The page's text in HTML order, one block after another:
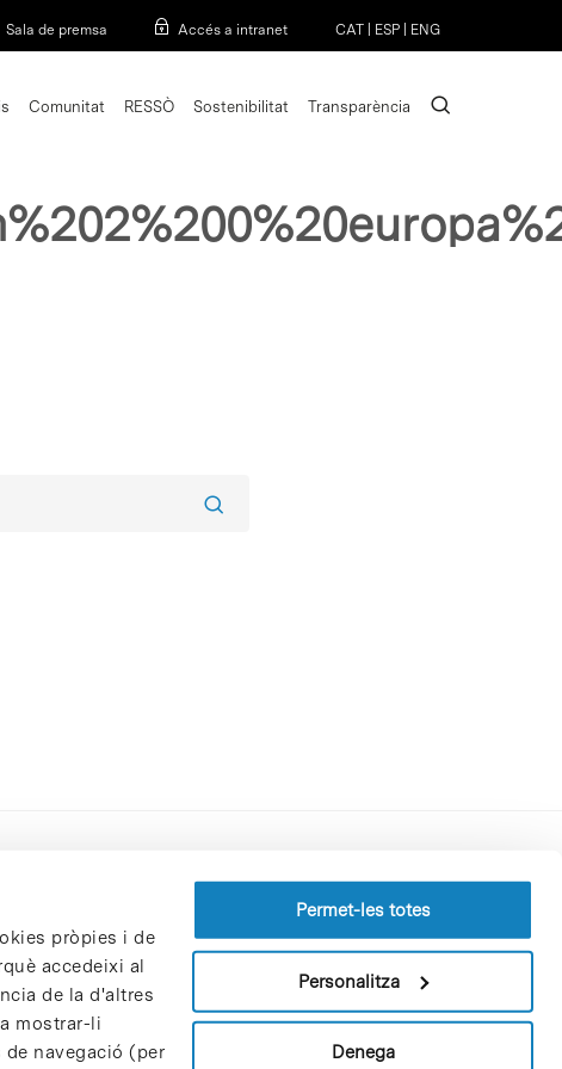
pròpies i de
accedeixi al
de la d'altres
mostrar-li
navegació (per
Permet-les totes
Personalitza
Denega
Sala de premsa Accés a intranet CAT ESP ENG
Comunitat RESSÒ Sostenibilitat Transparència search
Perfil del contractant
Política de privacitat
Política de cookies
Patrons i patrocinadors
Borsa de treball